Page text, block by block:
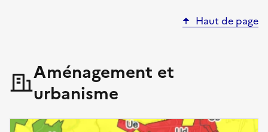
Haut de page
Aménagement et
urbanisme